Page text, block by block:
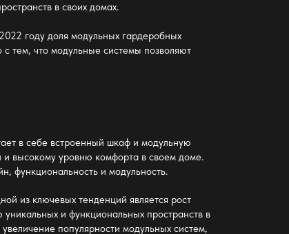
в своих домах.
году доля модульных гардеробных
тем, что модульные системы позволяют
в себе встроенный шкаф и модульную
и высокому уровню комфорта в своем доме.
функциональность и модульность.
из ключевых тенденций является рост
и функциональных пространств в
популярности модульных систем,